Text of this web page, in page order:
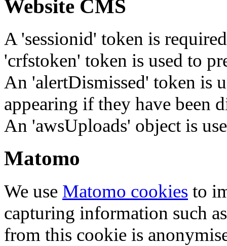
Website CMS
A 'sessionid' token is
'crfstoken' token is used to
An 'alertDismissed' token is
appearing if they have been
An 'awsUploads' object is
Matomo
We use Matomo cookies to
capturing information such
from this cookie is